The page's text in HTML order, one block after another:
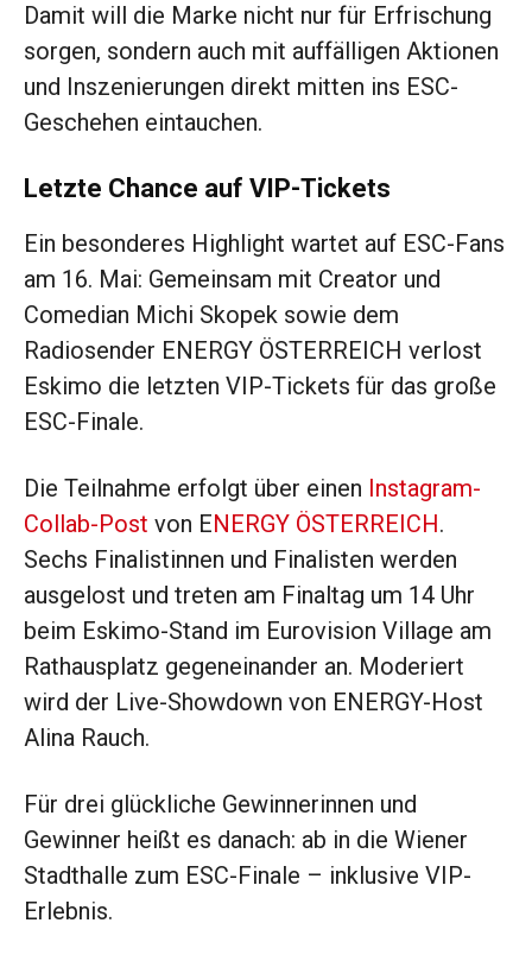
Damit will die Marke nicht nur für Erfrischung
sorgen, sondern auch mit auffälligen Aktionen
und Inszenierungen direkt mitten ins ESC-
Geschehen eintauchen.
Letzte Chance auf VIP-Tickets
Ein besonderes Highlight wartet auf ESC-Fans
am 16. Mai: Gemeinsam mit Creator und
Comedian Michi Skopek sowie dem
Radiosender ENERGY ÖSTERREICH verlost
Eskimo die letzten VIP-Tickets für das große
ESC-Finale.
Die Teilnahme erfolgt über einen Instagram-
Collab-Post von ENERGY ÖSTERREICH.
Sechs Finalistinnen und Finalisten werden
ausgelost und treten am Finaltag um 14 Uhr
beim Eskimo-Stand im Eurovision Village am
Rathausplatz gegeneinander an. Moderiert
wird der Live-Showdown von ENERGY-Host
Alina Rauch.
Für drei glückliche Gewinnerinnen und
Gewinner heißt es danach: ab in die Wiener
Stadthalle zum ESC-Finale – inklusive VIP-
Erlebnis.